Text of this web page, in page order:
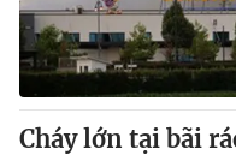
Cháy lớn tại bãi